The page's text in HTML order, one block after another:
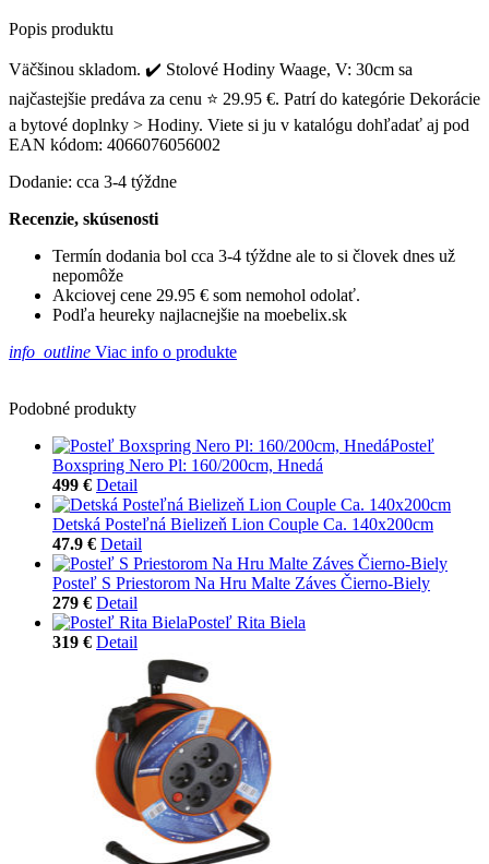
Popis produktu
Väčšinou skladom. ✔️ Stolové Hodiny Waage, V: 30cm sa
najčastejšie predáva za cenu ⭐ 29.95 €. Patrí do kategórie Dekorácie
a bytové doplnky > Hodiny. Viete si ju v katalógu dohľadať aj pod
EAN kódom: 4066076056002
Dodanie: cca 3-4 týždne
Recenzie, skúsenosti
Termín dodania bol cca 3-4 týždne ale to si človek dnes už
nepomôže
Akciovej cene 29.95 € som nemohol odolať.
Podľa heureky najlacnejšie na moebelix.sk
info_outline Viac info o produkte
Podobné produkty
Posteľ
Boxspring Nero Pl: 160/200cm, Hnedá
499 € Detail
Detská Posteľná Bielizeň Lion Couple Ca. 140x200cm
47.9 € Detail
Posteľ S Priestorom Na Hru Malte Záves Čierno-Biely
279 € Detail
Posteľ Rita Biela
319 € Detail